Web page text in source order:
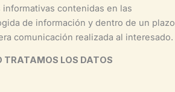
contenidas en las
de información y dentro de un plazo
comunicación realizada al interesado.
TRATAMOS LOS DATOS